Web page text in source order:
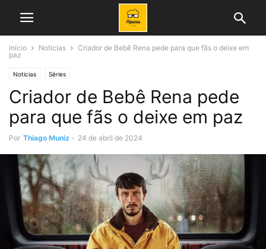
Início Noticias
Criador de Bebê Rena pede para que fãs o deixe em
paz
Noticias Séries
Criador de Bebê Rena pede
para que fãs o deixe em paz
Por Thiago Muniz - 24 de abril de 2024